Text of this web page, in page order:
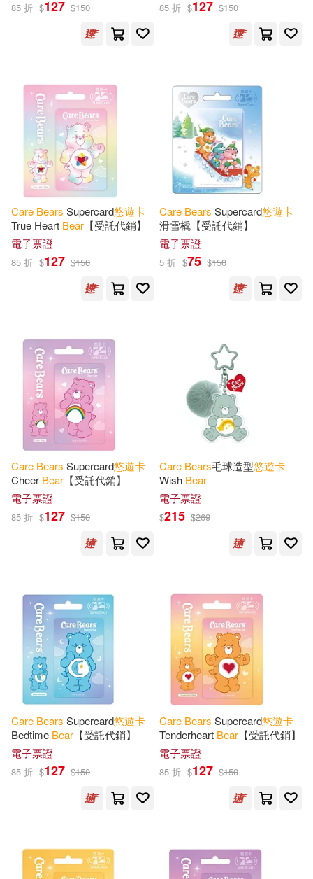
85 折 $127 $150 85 折 $127 $150
Care Bears Supercard悠遊卡
True Heart Bear 【受託代銷】
電子票證
85 折 $127 $150
Care Bears Supercard悠遊卡
滑雪橇【受託代銷】
電子票證
5 折 $75 $150
Care Bears Supercard悠遊卡
Cheer Bear 【受託代銷】
電子票證
85 折 $127 $150
Care Bears毛球造型悠遊卡
Wish Bear
電子票證
$215 $269
Care Bears Supercard悠遊卡
Bedtime Bear 【受託代銷】
電子票證
85 折 $127 $150
Care Bears Supercard悠遊卡
Tenderheart Bear 【受託代銷】
電子票證
85 折 $127 $150